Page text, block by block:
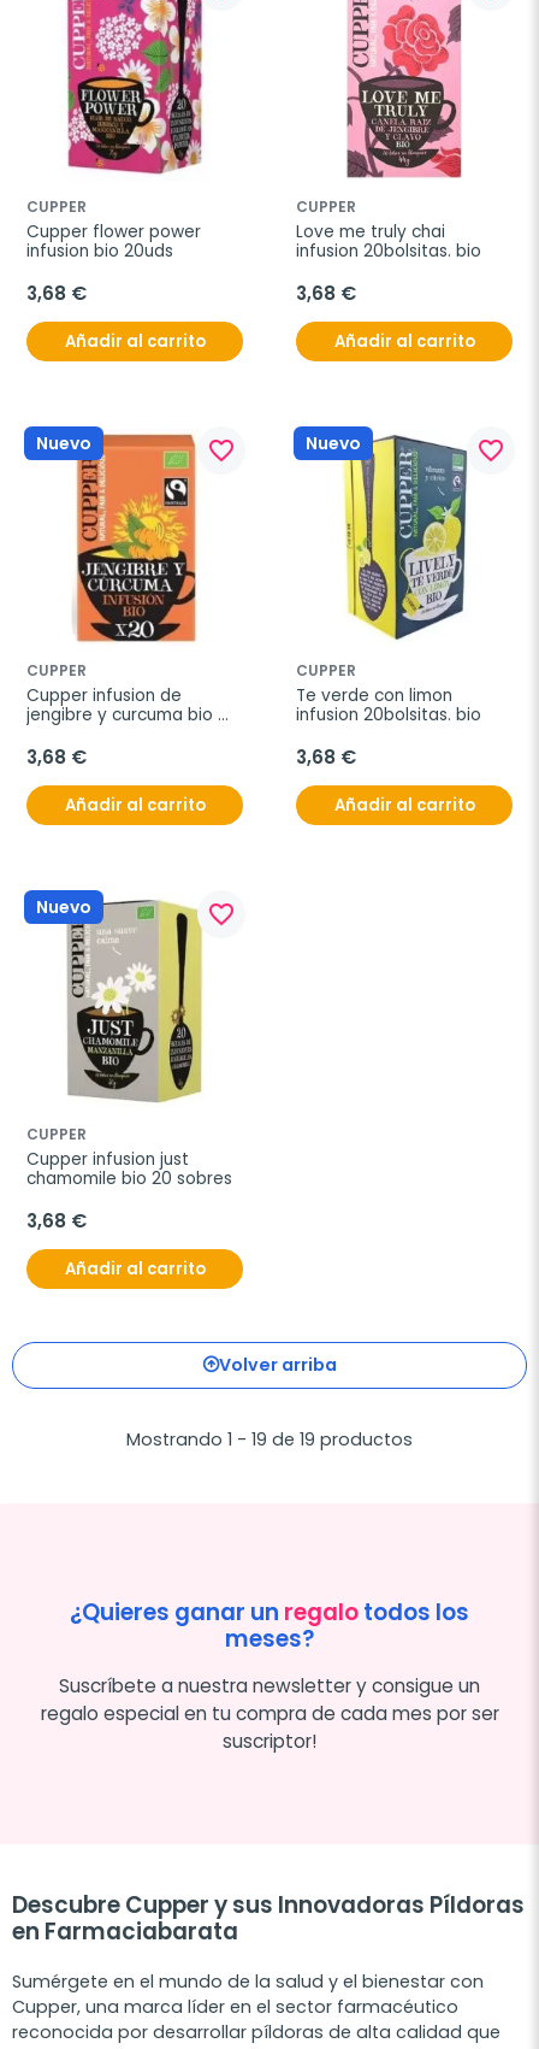
CUPPER
Cupper flower power
infusion bio 20uds
3,68 €
Añadir al carrito
CUPPER
Love me truly chai
infusion 20bolsitas. bio
3,68 €
Añadir al carrito
Nuevo favorite_border
CUPPER
Cupper infusion de
jengibre y curcuma bio
3,68 €
Añadir al carrito
Nuevo favorite_border
CUPPER
Te verde con limon
infusion 20bolsitas. bio
3,68 €
Añadir al carrito
Nuevo favorite_border
CUPPER
Cupper infusion just
chamomile bio 20 sobres
3,68 €
Añadir al carrito
Volver arriba
Mostrando 1 - 19 de 19 productos
¿Quieres ganar un regalotodos los
meses?
Suscríbete a nuestra newsletter y consigue un
regalo especial en tu compra de cada mes por ser
suscriptor!
Descubre Cupper y sus Innovadoras Píldoras
en Farmaciabarata
Sumérgete en el mundo de la salud y el bienestar con
Cupper, una marca líder en el sector farmacéutico
reconocida por desarrollar píldoras de alta calidad que